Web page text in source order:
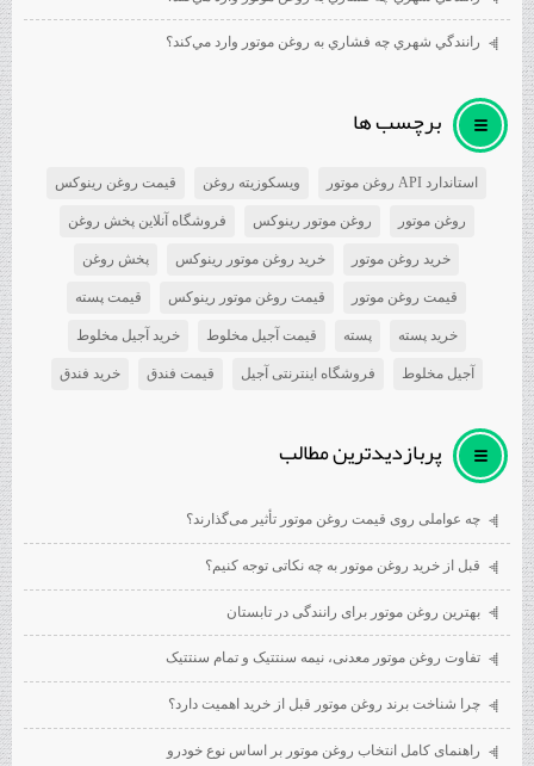
رانندگي شهري چه فشاري به روغن موتور وارد مي‌كند؟
برچسب ها
استاندارد API روغن موتور ویسکوزیته روغن قیمت روغن رینوکس
روغن موتور روغن موتور رینوکس فروشگاه آنلاین پخش روغن
خرید روغن موتور خرید روغن موتور رینوکس پخش روغن
قیمت روغن موتور قیمت روغن موتور رینوکس قیمت پسته
خرید پسته پسته قیمت آجیل مخلوط خرید آجیل مخلوط
آجیل مخلوط فروشگاه اینترنتی آجیل قیمت فندق خرید فندق
پربازديدترين مطالب
چه عواملی روی قیمت روغن موتور تأثیر می‌گذارند؟
قبل از خرید روغن موتور به چه نکاتی توجه کنیم؟
بهترین روغن موتور برای رانندگی در تابستان
تفاوت روغن موتور معدنی، نیمه سنتتیک و تمام سنتتیک
چرا شناخت برند روغن موتور قبل از خرید اهمیت دارد؟
راهنمای کامل انتخاب روغن موتور بر اساس نوع خودرو